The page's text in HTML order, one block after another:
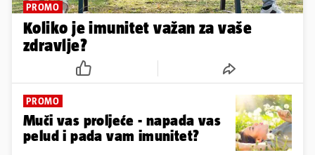
PROMO
Koliko je imunitet važan za vaše
zdravlje?
PROMO
Muči vas proljeće - napada vas
pelud i pada vam imunitet?